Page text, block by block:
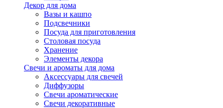
Декор для дома
Вазы и кашпо
Подсвечники
Посуда для приготовления
Столовая посуда
Хранение
Элементы декора
Свечи и ароматы для дома
Аксессуары для свечей
Диффузоры
Свечи ароматические
Свечи декоративные